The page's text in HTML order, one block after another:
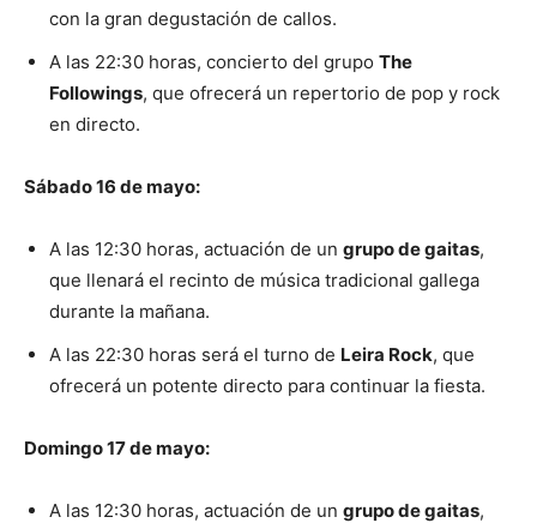
con la gran degustación de callos.
A las 22:30 horas, concierto del grupo The
Followings, que ofrecerá un repertorio de pop y rock
en directo.
Sábado 16 de mayo:
A las 12:30 horas, actuación de un grupo de gaitas,
que llenará el recinto de música tradicional gallega
durante la mañana.
A las 22:30 horas será el turno de Leira Rock, que
ofrecerá un potente directo para continuar la fiesta.
Domingo 17 de mayo:
A las 12:30 horas, actuación de un grupo de gaitas,